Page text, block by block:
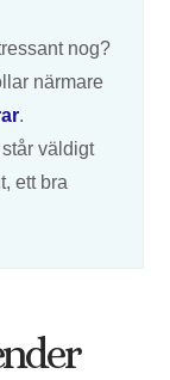
nog?
närmare
.
väldigt
ett bra